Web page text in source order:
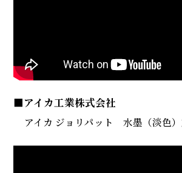
■アイカ工業株式会社
アイカ ジョリパット 水墨（淡色